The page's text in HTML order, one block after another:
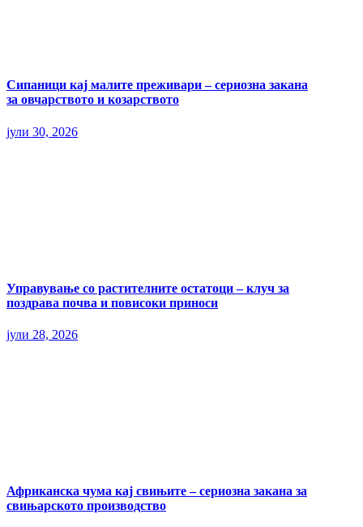
Сипаници кај малите преживари – сериозна закана
за овчарството и козарството
јули 30, 2026
Управување со растителните остатоци – клуч за
поздрава почва и повисоки приноси
јули 28, 2026
Африканска чума кај свињите – сериозна закана за
свињарското производство